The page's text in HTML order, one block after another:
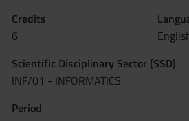
Credits
6
Scientific Disciplinary Sector (SSD)
INF/01 - INFORMATICS
Period